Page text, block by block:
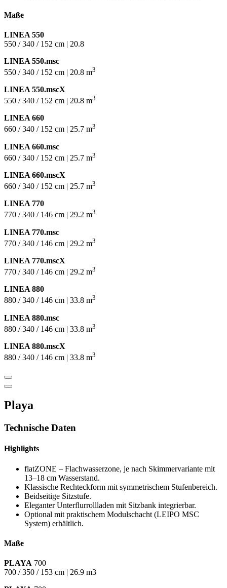
Maße
LINEA 550
550 / 340 / 152 cm | 20.8
LINEA 550.msc
550 / 340 / 152 cm | 20.8 m3
LINEA 550.mscX
550 / 340 / 152 cm | 20.8 m3
LINEA 660
660 / 340 / 152 cm | 25.7 m3
LINEA 660.msc
660 / 340 / 152 cm | 25.7 m3
LINEA 660.mscX
660 / 340 / 152 cm | 25.7 m3
LINEA 770
770 / 340 / 146 cm | 29.2 m3
LINEA 770.msc
770 / 340 / 146 cm | 29.2 m3
LINEA 770.mscX
770 / 340 / 146 cm | 29.2 m3
LINEA 880
880 / 340 / 146 cm | 33.8 m3
LINEA 880.msc
880 / 340 / 146 cm | 33.8 m3
LINEA 880.mscX
880 / 340 / 146 cm | 33.8 m3
Playa
Technische Daten
Highlights
flatZONE – Flachwasserzone, je nach Skimmervariante mit
13–18 cm Wasserstand.
Klassische Rechteckform mit symmetrischem Stufenbereich.
Beidseitige Sitzstufe.
Eleganter Unterflurrollladen mit Sitzbank integrierbar.
Optional mit praktischem Modulschacht (LEIPO MSC
System) erhältlich.
Maße
PLAYA 700
700 / 350 / 153 cm | 26.9 m3